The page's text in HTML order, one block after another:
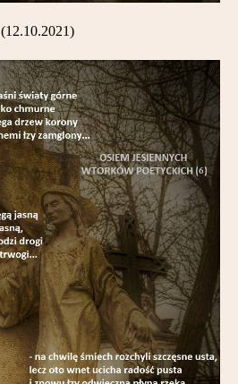
(12.10.2021)